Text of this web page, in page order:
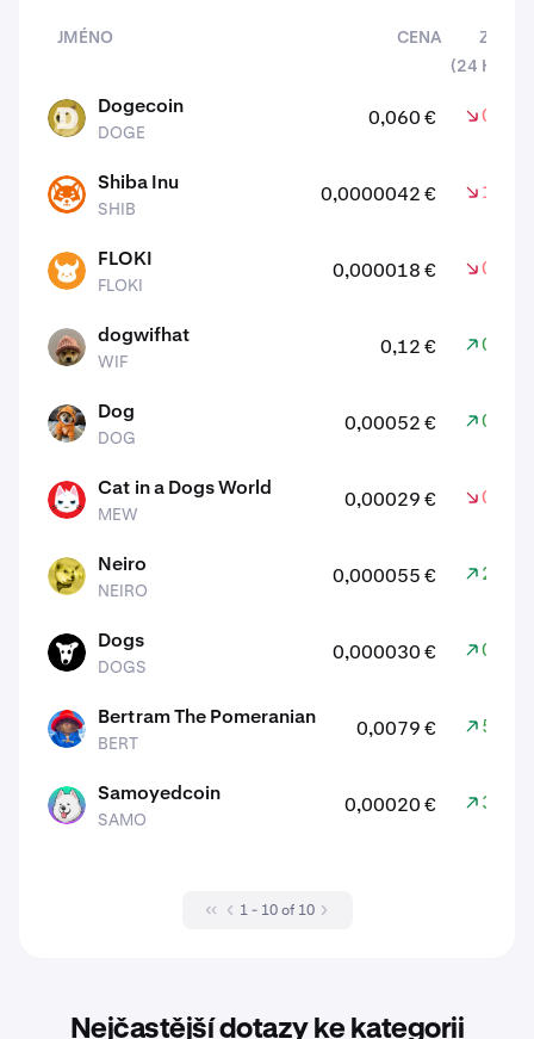
JMÉNO CENA
(24
DOGE Dogecoin
DOGE
0,060 € 0,44
SHIB Shiba Inu
SHIB
0,0000042 € 1,65
FLOKI FLOKI
FLOKI
0,000018 € 0,12
WIF dogwifhat
WIF
0,12 € 0,42
DOG Dog
DOG
0,00052 € 0,01
MEW Cat in a Dogs World
MEW
0,00029 € 0,31
NEIRO Neiro
NEIRO
0,000055 € 2,61
DOGS Dogs
DOGS
0,000030 € 0,22
BERT Bertram The Pomeranian
BERT
0,0079 € 5,80
SAMO Samoyedcoin
SAMO
0,00020 € 3,14
1 - 10 of 10
Nejčastější dotazy ke kategorii